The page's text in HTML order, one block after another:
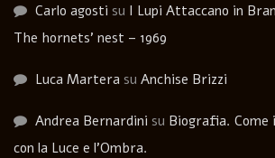
Carlo agosti su I Lupi Attaccano in
The hornets’ nest – 1969
Luca Martera su Anchise Brizzi
Andrea Bernardini su Biografia. Come
con la Luce e l’Ombra.